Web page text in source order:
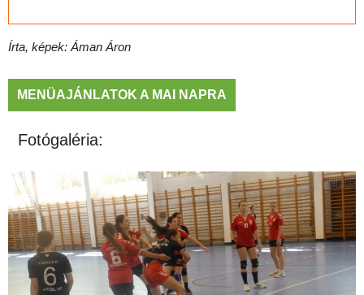
Írta, képek: Áman Áron
MENÜAJÁNLATOK A MAI NAPRA
Fotógaléria: